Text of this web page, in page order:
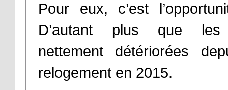
Pour eux, c’est
D’autant plus que
nettement détériorées
relogement en 2015.